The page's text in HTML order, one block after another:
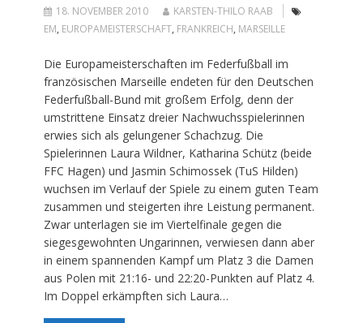
18. NOVEMBER 2010
KARSTEN-THILO RAAB
EM, EUROPAMEISTERSCHAFT, FRANKREICH, MARSEILLE
Die Europameisterschaften im Federfußball im
französischen Marseille endeten für den Deutschen
Federfußball-Bund mit großem Erfolg, denn der
umstrittene Einsatz dreier Nachwuchsspielerinnen
erwies sich als gelungener Schachzug. Die
Spielerinnen Laura Wildner, Katharina Schütz (beide
FFC Hagen) und Jasmin Schimossek (TuS Hilden)
wuchsen im Verlauf der Spiele zu einem guten Team
zusammen und steigerten ihre Leistung permanent.
Zwar unterlagen sie im Viertelfinale gegen die
siegesgewohnten Ungarinnen, verwiesen dann aber
in einem spannenden Kampf um Platz 3 die Damen
aus Polen mit 21:16- und 22:20-Punkten auf Platz 4.
Im Doppel erkämpften sich Laura…